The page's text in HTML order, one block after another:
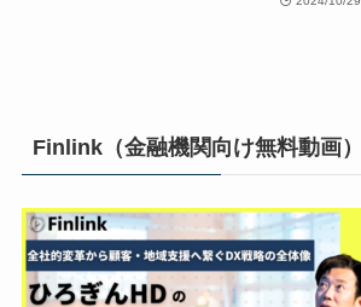
Finlink（金融機関向け無料動画）